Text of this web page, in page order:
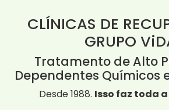
CLÍNICAS DE
GRUPO
Tratamento de Alto
Dependentes Químicos
Desde 1988. Isso faz toda